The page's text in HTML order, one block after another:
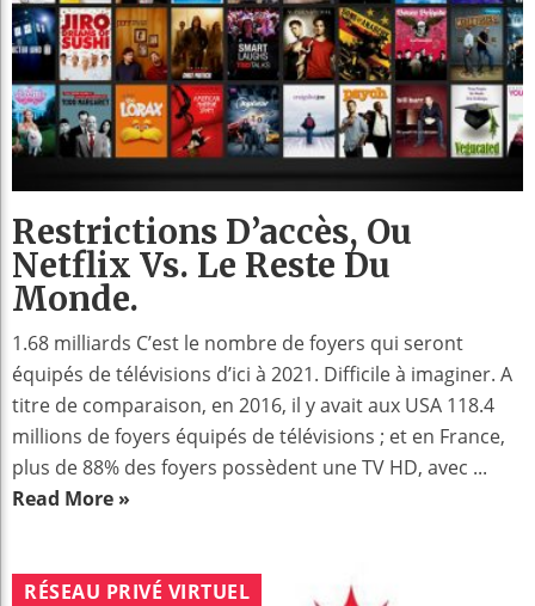
Restrictions D’accès, Ou
Netflix Vs. Le Reste Du
Monde.
1.68 milliards C’est le nombre de foyers qui seront
équipés de télévisions d’ici à 2021. Difficile à imaginer. A
titre de comparaison, en 2016, il y avait aux USA 118.4
millions de foyers équipés de télévisions ; et en France,
plus de 88% des foyers possèdent une TV HD, avec ...
Read More »
RÉSEAU PRIVÉ VIRTUEL